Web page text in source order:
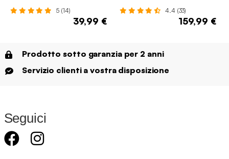
5 (14)
39,99 €
4.4 (33)
159,99 €
Prodotto sotto garanzia per 2 anni
Servizio clienti a vostra disposizione
Seguici